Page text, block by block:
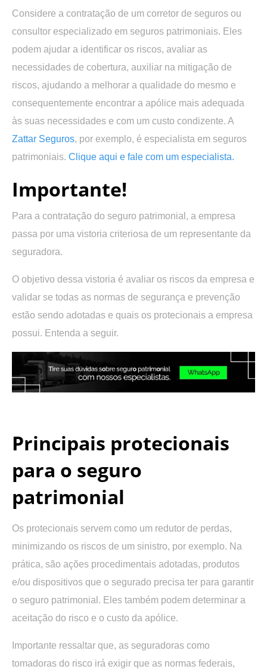
Considere a contratação de um corretor de seguros ou
consultor especializado em seguros patrimoniais. Eles
podem ajudar a identificar os riscos, avaliar as
necessidades de cobertura, auxiliar na mitigação de
riscos, ajudando a melhorar a qualidade do mesmo e
consequentemente encontrar a apólice mais adequada
às suas necessidades e com um custo condizente. A
Zattar Seguros, por exemplo, é especialista em seguros
patrimoniais. Clique aqui e fale com um especialista.
Importante!
Para a contratação do seguro patrimonial, a empresa
passa por uma vistoria criteriosa de um representante da
seguradora.
O objetivo dessa vistoria é avaliar os riscos da empresa e
validar se todas as normas de segurança e prevenção
estão sendo adotadas e quais os protecionais a empresa
possui. Entenda a seguir.
Principais protecionais
para o seguro
patrimonial
Os protecionais servem como um redutor de perdas,
minimizando os riscos de um sinistro, por exemplo. Na
prática, são ações procedimentais adotadas, produtos
e/ou dispositivos que o segurado precisa ter para garantir
o seguro patrimonial. Eles também podem determinar a
aceitação do risco e o custo da apólice.
Importante ressaltar que, as seguradoras como
tomadoras do risco irá exigir que as normas federais,